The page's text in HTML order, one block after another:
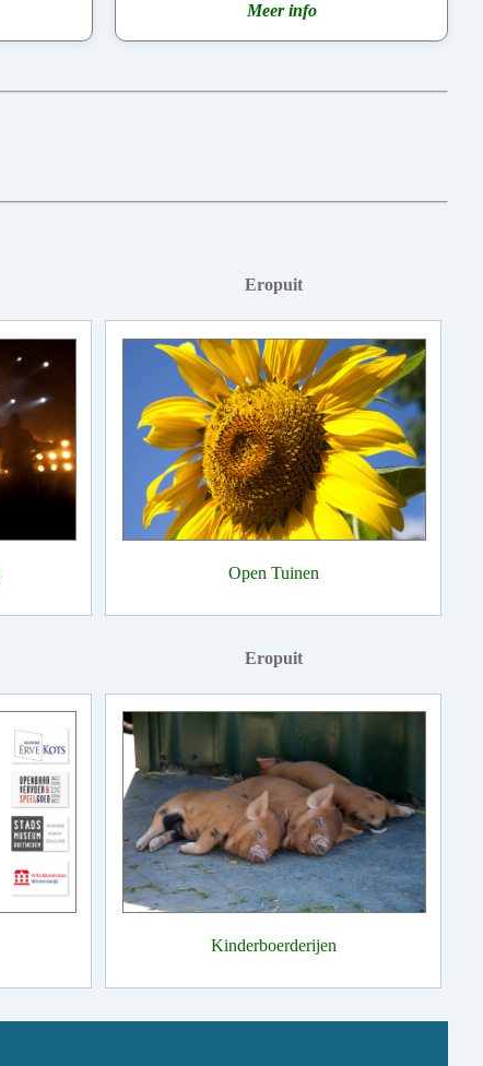
Meer info
Eropuit
Open Tuinen
Eropuit
Kinderboerderijen